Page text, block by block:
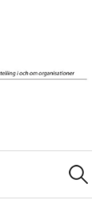
Sök
efter: